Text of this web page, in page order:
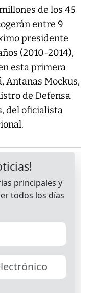
de los 45
entre 9
presidente
(2010-2014),
esta primera
Antanas Mockus,
de Defensa
del oficialista